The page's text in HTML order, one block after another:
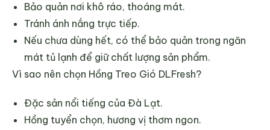
Bảo quản nơi khô ráo, thoáng mát.
Tránh ánh nắng trực tiếp.
Nếu chưa dùng hết, có thể bảo quản trong ngăn
mát tủ lạnh để giữ chất lượng sản phẩm.
Vì sao nên chọn Hồng Treo Gió DLFresh?
Đặc sản nổi tiếng của Đà Lạt.
Hồng tuyển chọn, hương vị thơm ngon.